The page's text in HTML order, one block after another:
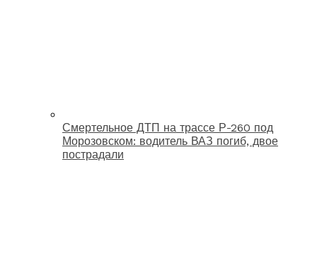
Смертельное ДТП на трассе Р-260 под
Морозовском: водитель ВАЗ погиб, двое
пострадали